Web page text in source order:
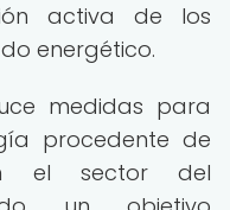
activa de los
energético.
medidas para
procedente de
el sector del